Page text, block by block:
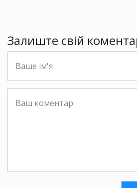
Залиште свій